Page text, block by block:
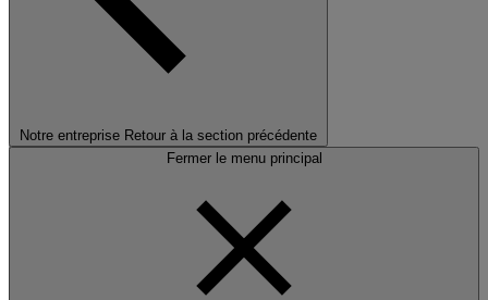
Notre entreprise Retour à la section précédente
Fermer le menu principal